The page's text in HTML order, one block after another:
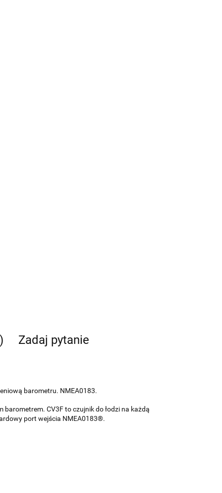
Zadaj pytanie
barometru. NMEA0183.
CV3F to czujnik do łodzi na każdą
port wejścia NMEA0183®.